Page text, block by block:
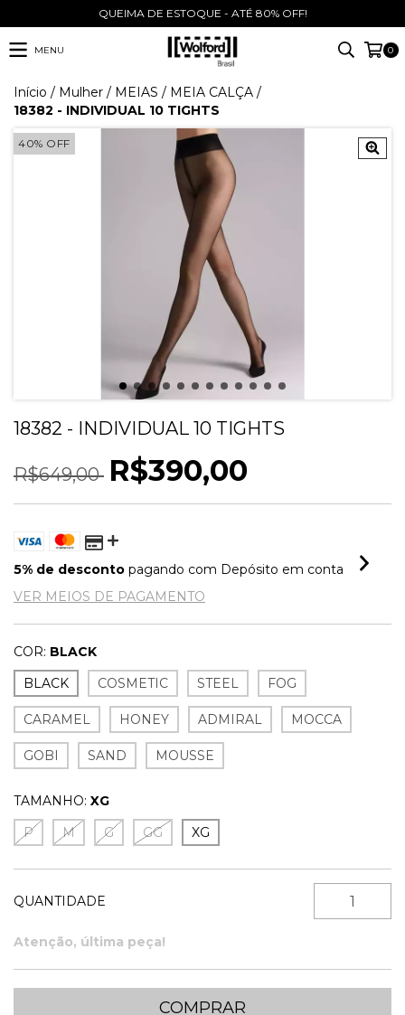
QUEIMA DE ESTOQUE - ATÉ 80% OFF!
MENU 0
Início / Mulher / MEIAS / MEIA CALÇA /
18382 - INDIVIDUAL 10 TIGHTS
40% OFF
18382 - INDIVIDUAL 10 TIGHTS
R$649,00 R$390,00
5% de desconto pagando com Depósito em conta
VER MEIOS DE PAGAMENTO
COR: BLACK
BLACK
COSMETIC STEEL FOG
CARAMEL HONEY ADMIRAL MOCCA
GOBI SAND MOUSSE
TAMANHO: XG
P
M G GG XG
QUANTIDADE
Atenção, última peça!